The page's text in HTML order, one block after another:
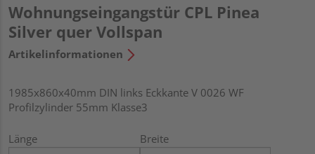
Wohnungseingangstür CPL Pinea
Silver quer Vollspan
Artikelinformationen
1985x860x40mm DIN links Eckkante V 0026 WF
Profilzylinder 55mm Klasse3
Länge Breite